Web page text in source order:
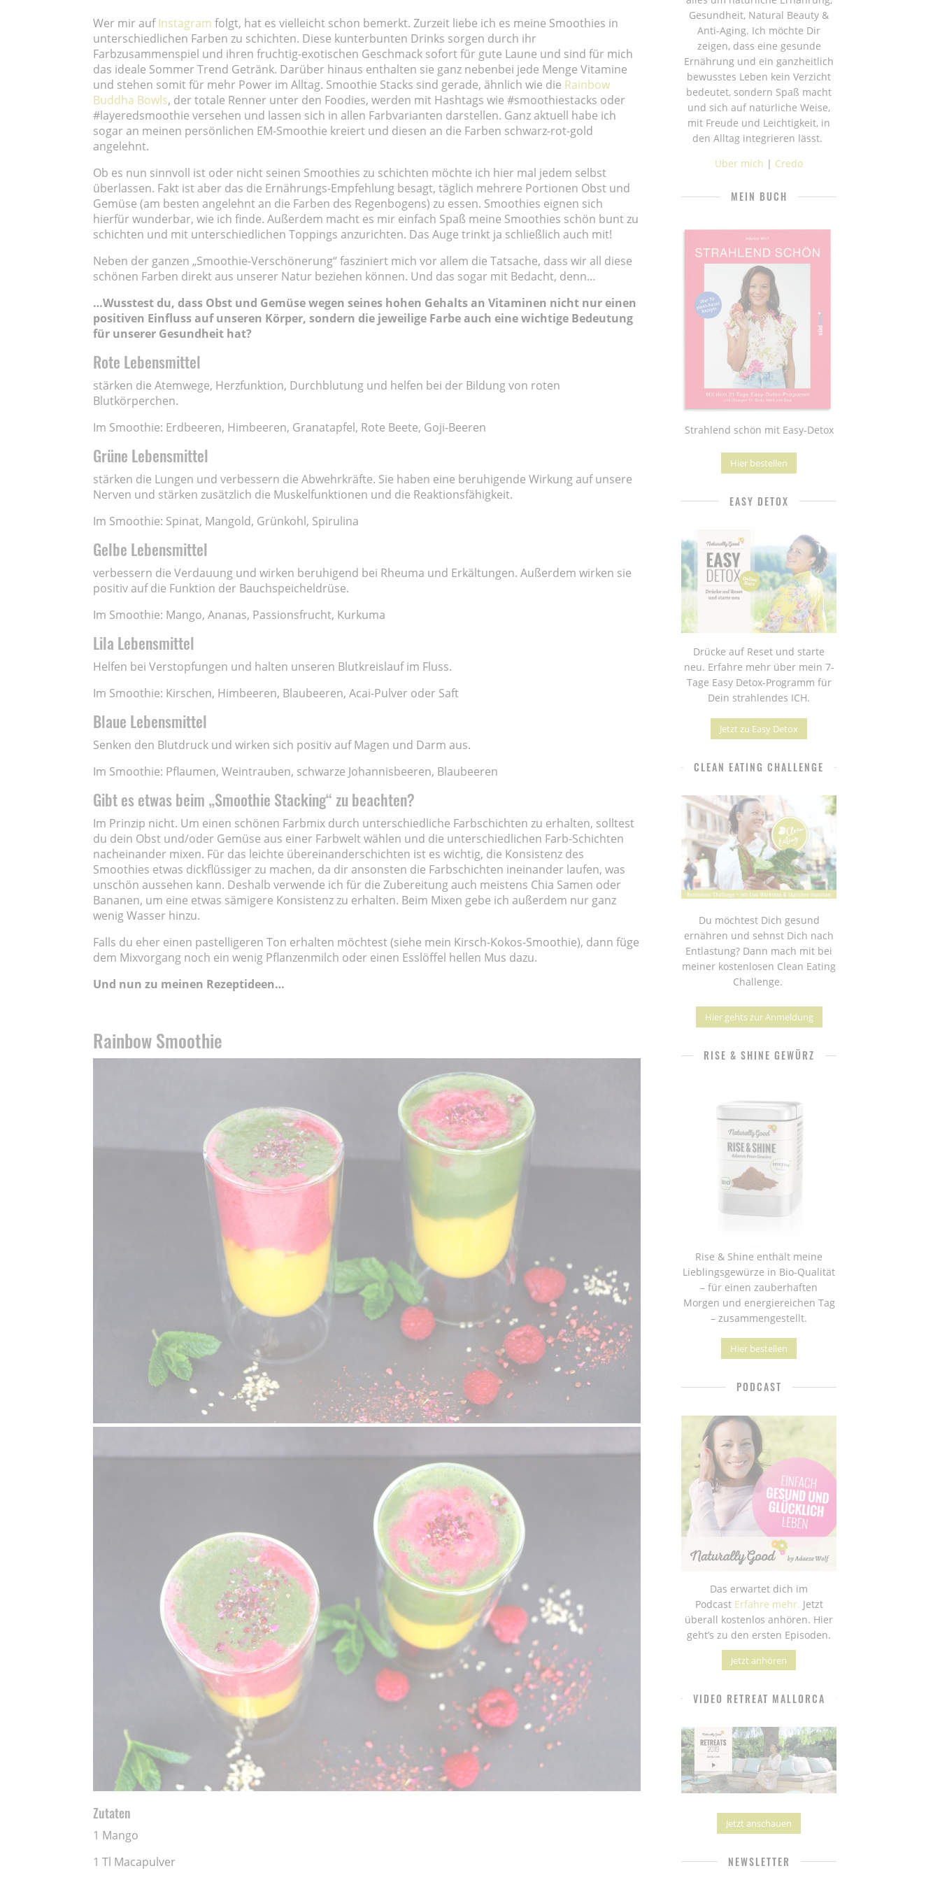
Wer mir aufInstagram folgt, hat es vielleicht schon bemerkt. Zurzeit liebe ich es meine Smoothies in
unterschiedlichen Farben zu schichten. Diese kunterbunten Drinks sorgen durch ihr
Farbzusammenspiel und ihren fruchtig-exotischen Geschmack sofort für gute Laune und sind für mich
das ideale Sommer Trend Getränk. Darüber hinaus enthalten sie ganz nebenbei jede Menge Vitamine
und stehen somit für mehr Power im Alltag. Smoothie Stacks sind gerade, ähnlich wie die Rainbow
Buddha Bowls, der totale Renner unter den Foodies, werden mit Hashtags wie #smoothiestacks oder
#layeredsmoothie versehen und lassen sich in allen Farbvarianten darstellen. Ganz aktuell habe ich
sogar an meinen persönlichen EM-Smoothie kreiert und diesen an die Farben schwarz-rot-gold
angelehnt.
Ob es nun sinnvoll ist oder nicht seinen Smoothies zu schichten möchte ich hier mal jedem selbst
überlassen. Fakt ist aber das die Ernährungs-Empfehlung besagt, täglich mehrere Portionen Obst und
Gemüse (am besten angelehnt an die Farben des Regenbogens) zu essen. Smoothies eignen sich
hierfür wunderbar, wie ich finde. Außerdem macht es mir einfach Spaß meine Smoothies schön bunt zu
schichten und mit unterschiedlichen Toppings anzurichten. Das Auge trinkt ja schließlich auch mit!
Neben der ganzen „Smoothie-Verschönerung“ fasziniert mich vor allem die Tatsache, dass wir all diese
schönen Farben direkt aus unserer Natur beziehen können. Und das sogar mit Bedacht, denn…
…Wusstest du, dass Obst und Gemüse wegen seines hohen Gehalts an Vitaminen nicht nur einen
positiven Einfluss auf unseren Körper, sondern die jeweilige Farbe auch eine wichtige Bedeutung
für unserer Gesundheit hat?
Rote Lebensmittel
stärken die Atemwege, Herzfunktion, Durchblutung und helfen bei der Bildung von roten
Blutkörperchen.
Im Smoothie: Erdbeeren, Himbeeren, Granatapfel, Rote Beete, Goji-Beeren
Grüne Lebensmittel
stärken die Lungen und verbessern die Abwehrkräfte. Sie haben eine beruhigende Wirkung auf unsere
Nerven und stärken zusätzlich die Muskelfunktionen und die Reaktionsfähigkeit.
Im Smoothie: Spinat, Mangold, Grünkohl, Spirulina
Gelbe Lebensmittel
verbessern die Verdauung und wirken beruhigend bei Rheuma und Erkältungen. Außerdem wirken sie
positiv auf die Funktion der Bauchspeicheldrüse.
Im Smoothie: Mango, Ananas, Passionsfrucht, Kurkuma
Lila Lebensmittel
Helfen bei Verstopfungen und halten unseren Blutkreislauf im Fluss.
Im Smoothie: Kirschen, Himbeeren, Blaubeeren, Acai-Pulver oder Saft
Blaue Lebensmittel
Senken den Blutdruck und wirken sich positiv auf Magen und Darm aus.
Im Smoothie: Pflaumen, Weintrauben, schwarze Johannisbeeren, Blaubeeren
Gibt es etwas beim „Smoothie Stacking“ zu beachten?
Im Prinzip nicht. Um einen schönen Farbmix durch unterschiedliche Farbschichten zu erhalten, solltest
du dein Obst und/oder Gemüse aus einer Farbwelt wählen und die unterschiedlichen Farb-Schichten
nacheinander mixen. Für das leichte übereinanderschichten ist es wichtig, die Konsistenz des
Smoothies etwas dickflüssiger zu machen, da dir ansonsten die Farbschichten ineinander laufen, was
unschön aussehen kann. Deshalb verwende ich für die Zubereitung auch meistens Chia Samen oder
Bananen, um eine etwas sämigere Konsistenz zu erhalten. Beim Mixen gebe ich außerdem nur ganz
wenig Wasser hinzu.
Falls du eher einen pastelligeren Ton erhalten möchtest (siehe mein Kirsch-Kokos-Smoothie), dann füge
dem Mixvorgang noch ein wenig Pflanzenmilch oder einen Esslöffel hellen Mus dazu.
Und nun zu meinen Rezeptideen…
Rainbow Smoothie
Zutaten
1 Mango
1 Tl Macapulver
Gesundheit, Natural Beauty &
Anti-Aging. Ich möchte Dir
zeigen, dass eine gesunde
Ernährung und ein ganzheitlich
bewusstes Leben kein Verzicht
bedeutet, sondern Spaß macht
und sich auf natürliche Weise,
mit Freude und Leichtigkeit, in
den Alltag integrieren lässt.
Über mich | Credo
MEIN BUCH
Strahlend schön mit Easy-Detox
Hier bestellen
EASY DETOX
Drücke auf Reset und starte
neu. Erfahre mehr über mein 7-
Tage Easy Detox-Programm für
Dein strahlendes ICH.
Jetzt zu Easy Detox
CLEAN EATING CHALLENGE
Du möchtest Dich gesund
ernähren und sehnst Dich nach
Entlastung? Dann mach mit bei
meiner kostenlosen Clean Eating
Challenge.
Hier gehts zur Anmeldung
RISE & SHINE GEWÜRZ
Rise & Shine enthält meine
Lieblingsgewürze in Bio-Qualität
– für einen zauberhaften
Morgen und energiereichen Tag
– zusammengestellt.
Hier bestellen
PODCAST
Das erwartet dich im
Podcast Erfahre mehr. Jetzt
überall kostenlos anhören. Hier
geht’s zu den ersten Episoden.
Jetzt anhören
VIDEO RETREAT MALLORCA
Jetzt anschauen
NEWSLETTER